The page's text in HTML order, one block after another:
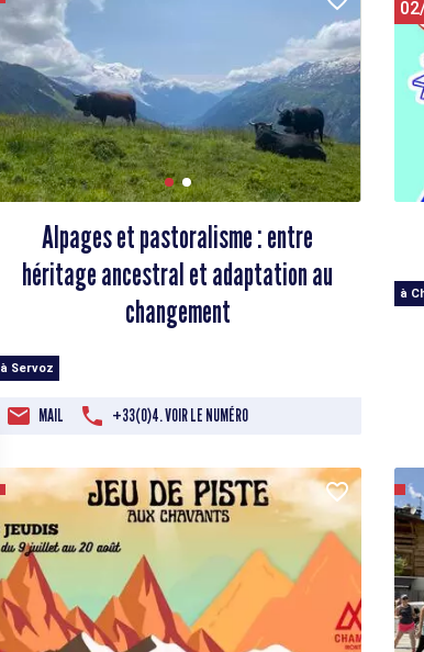
Alpages et pastoralisme : entre
héritage ancestral et adaptation au
changement
à Servoz
MAIL +33(0)4. VOIR LE NUMÉRO
à